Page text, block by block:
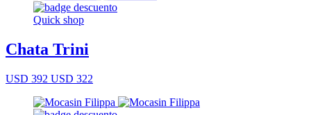
Quick shop
Chata Trini
USD 392 USD 322